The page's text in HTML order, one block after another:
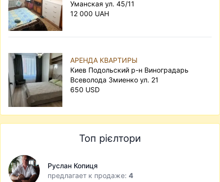
Уманская ул. 45/11
12 000 UAH
АРЕНДА КВАРТИРЫ
Киев Подольский р-н Виноградарь
Всеволода Змиенко ул. 21
650 USD
Топ рієлтори
Руслан Копиця
предлагает к продаже: 4